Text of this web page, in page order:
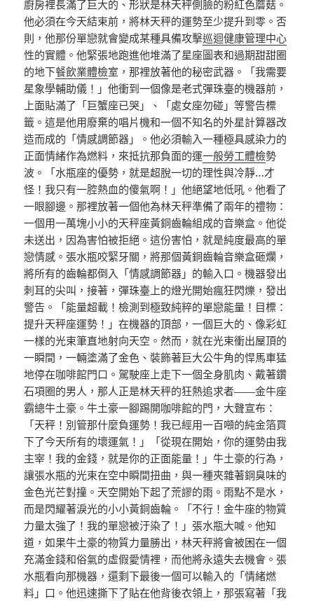
廚房裡長滿了巨大的、形狀是林天秤側臉的粉紅色蘑菇。
他必須在今天結束前，將林天秤的運勢至少提升到零。否
則，他那份單戀就會變成某種具備攻擊巡迴健康管理中心
性的實體。他緊張地跑進他堆滿了星座圖表和過期甜甜圈
的地下餐飲業體檢室，那裡放著他的秘密武器。「我需要
星象學輔助儀！」他衝到一個像是老式彈珠臺的機器前，
上面貼滿了「巨蟹座已哭」、「處女座勿碰」等警告標
籤。這是他用廢棄的唱片機和一個不知名的外星計算器改
造而成的「情感調節器」。他必須輸入一種極具感染力的
正面情緒作為燃料，來抵抗那負面的運一般勞工體檢勢
波。「水瓶座的優勢，就是超脫一切的理性與冷靜…才
怪！我只有一腔熱血的傻氣啊！」他絕望地低吼。他看了
一眼腳邊。那裡放著一個他為林天秤準備了兩年的禮物：
一個用一萬塊小小的天秤座黃銅齒輪組成的音樂盒。他從
未送出，因為害怕被拒絕。這份害怕，就是純度最高的單
戀情感。張水瓶咬緊牙關，將那個黃銅齒輪音樂盒砸爛，
將所有的齒輪都倒入「情感調節器」的輸入口。機器發出
刺耳的尖叫，接著，彈珠臺上的燈光開始瘋狂閃爍，發出
警告。「能量超載！檢測到極致純粹的單戀能量！目標：
提升天秤座運勢！」在機器的頂部，一個巨大的、像彩虹
一樣的光束筆直地射向天空。然而，就在光束衝出屋頂的
一瞬間，一輛塗滿了金色、裝飾著巨大公牛角的悍馬車猛
地停在咖啡館門口。駕駛座上走下一個全身肌肉、戴著鑽
石項圈的男人，那人正是林天秤的狂熱追求者——金牛座
霸總牛土豪。牛土豪一腳踢開咖啡館的門，大聲宣布：
「天秤！別管那什麼負運勢！我已經用一百噸的純金箔買
下了今天所有的壞運氣！」「從現在開始，你的運勢由我
主宰！我的金錢，就是你的正面能量！」牛土豪的行為，
讓張水瓶的光束在空中瞬間扭曲，與一種夾雜著銅臭味的
金色光芒對撞。天空開始下起了荒謬的雨。雨點不是水，
而是閃耀著淚光的小小黃銅齒輪。「不行！金牛座的物質
力量太強了！我的單戀被汙染了！」張水瓶大喊。他知
道，如果牛土豪的物質力量勝出，林天秤將會被困在一個
充滿金錢和俗氣的虛假愛情裡，而他將永遠失去機會。張
水瓶看向那機器，還剩下最後一個可以輸入的「情緒燃
料」口。他迅速撕下了貼在他背後衣領上，那張寫著「我